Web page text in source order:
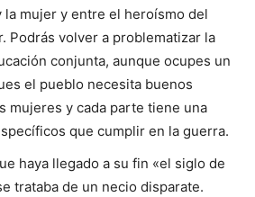
mujer y entre el heroísmo del
Podrás volver a problematizar la
conjunta, aunque ocupes un
el pueblo necesita buenos
mujeres y cada parte tiene una
que cumplir en la guerra.
haya llegado a su fin «el siglo de
trataba de un necio disparate.